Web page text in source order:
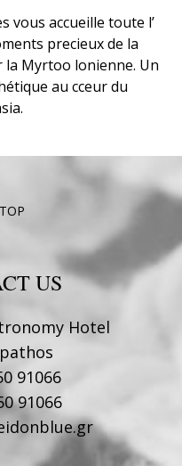
vous accueille toute l’
precieux de la
la Myrtoo lonienne. Un
au cceur du
US
Hotel
91066
91066